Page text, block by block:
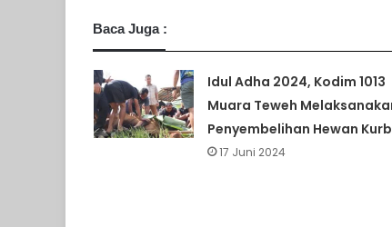
Baca Juga :
Idul Adha 2024, Kodim 1013
Muara Teweh
Penyembelihan Hewan
17 Juni 2024